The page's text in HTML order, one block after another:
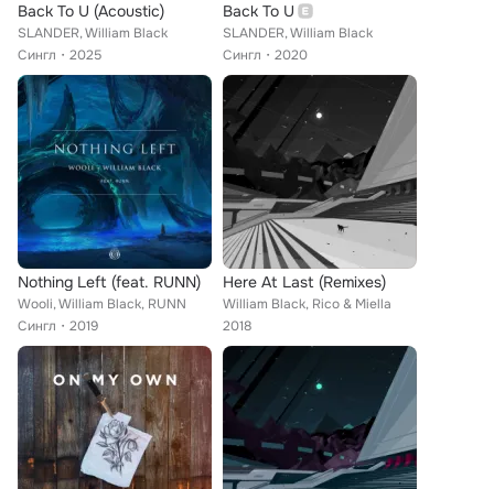
Back To U (Acoustic)
SLANDER, William Black
Сингл
2025
Back To U
SLANDER, William Black
Сингл
2020
Nothing Left (feat. RUNN)
Wooli, William Black, RUNN
Сингл
2019
Here At Last (Remixes)
William Black, Rico & Miella
2018